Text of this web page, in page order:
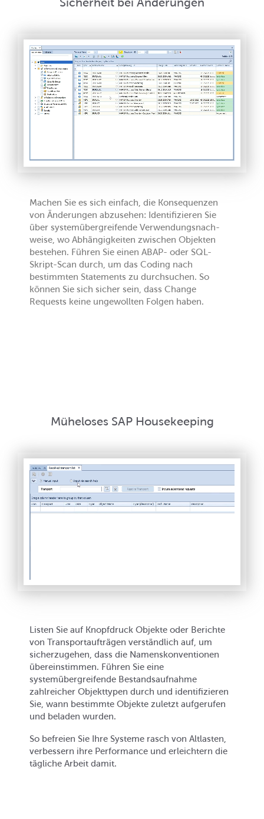
Machen Sie es sich einfach, die Konsequenzen
von Änderungen abzusehen: Identifizieren Sie
über system­über­greifende Ver­wendungs­nach­
weise, wo Abhängigkeiten zwischen Objekten
bestehen. Führen Sie einen ABAP- oder SQL-
Skript-Scan durch, um das Coding nach
bestimmten Statements zu durchsuchen. So
können Sie sich sicher sein, dass Change
Requests keine ungewollten Folgen haben.
Müheloses SAP Housekeeping
Listen Sie auf Knopfdruck Objekte oder Berichte
von Transportaufträgen verständlich auf, um
sicherzugehen, dass die Namenskonventionen
übereinstimmen. Führen Sie eine
systemübergreifende Bestandsaufnahme
zahlreicher Objekttypen durch und identifizieren
Sie, wann bestimmte Objekte zuletzt aufgerufen
und beladen wurden.
So befreien Sie Ihre Systeme rasch von Altlasten,
verbessern ihre Performance und erleichtern die
tägliche Arbeit damit.